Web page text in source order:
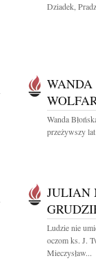
Dziadek,
Wanda
przeżywszy
JULIAN
Ludzie nie
oczom ks. J.
Mieczysław...